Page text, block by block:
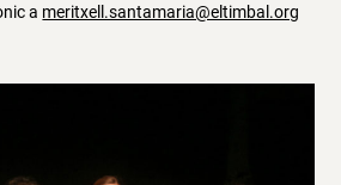
a meritxell.santamaria@eltimbal.org